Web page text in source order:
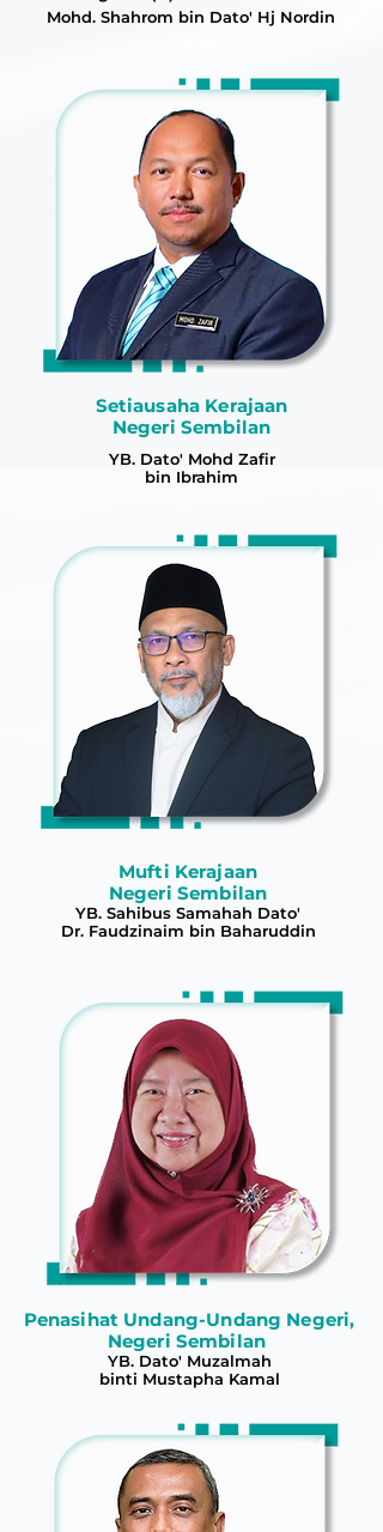
Mohd. Shahrom bin Dato' Hj Nordin
Setiausaha Kerajaan
Negeri Sembilan
YB. Dato' Mohd Zafir
bin Ibrahim
Mufti Kerajaan
Negeri Sembilan
YB. Sahibus Samahah Dato'
Dr. Faudzinaim bin Baharuddin
Penasihat Undang-Undang Negeri,
Negeri Sembilan
YB. Dato' Muzalmah
binti Mustapha Kamal